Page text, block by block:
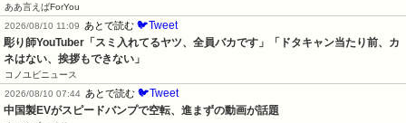
ああ言えばForYou
2026/08/10 11:09
あとで読む 🐦Tweet
彫り師YouTuber「スミ入れてるヤツ、全員バカです」「ドタキャン当たり前、カ
ネはない、挨拶もできない」
コノユビニュース
2026/08/10 07:44 あとで読む 🐦Tweet
中国製EVがスピードバンプで空転、進まずの動画が話題